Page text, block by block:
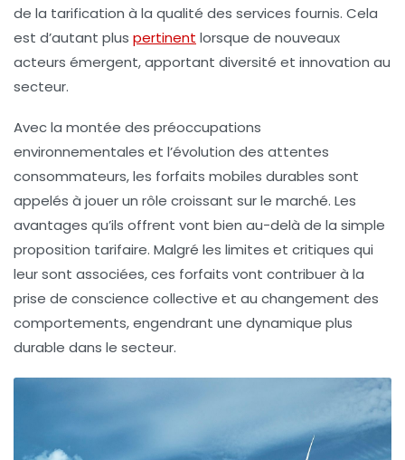
de la tarification à la qualité des services fournis. Cela
est d’autant plus pertinent lorsque de nouveaux
acteurs émergent, apportant diversité et innovation au
secteur.
Avec la montée des préoccupations
environnementales et l’évolution des attentes
consommateurs, les forfaits mobiles durables sont
appelés à jouer un rôle croissant sur le marché. Les
avantages qu’ils offrent vont bien au-delà de la simple
proposition tarifaire. Malgré les limites et critiques qui
leur sont associées, ces forfaits vont contribuer à la
prise de conscience collective et au changement des
comportements, engendrant une dynamique plus
durable dans le secteur.